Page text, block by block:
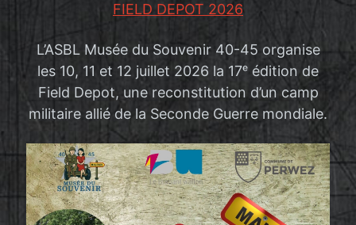
FIELD DEPOT 2026
L’ASBL Musée du Souvenir 40-45 organise
les 10, 11 et 12 juillet 2026 la 17ᵉ édition de
Field Depot, une reconstitution d’un camp
militaire allié de la Seconde Guerre mondiale.